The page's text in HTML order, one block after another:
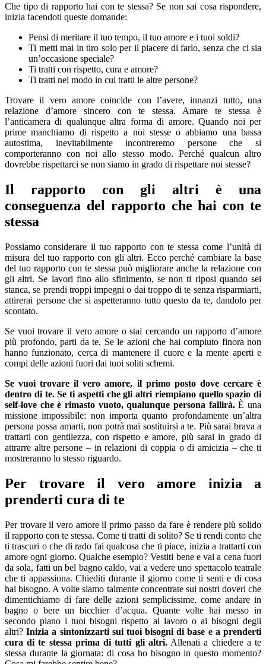
Che tipo di rapporto hai con te stessa? Se non sai cosa rispondere,
inizia facendoti queste domande:
Pensi di meritare il tuo tempo, il tuo amore e i tuoi soldi?
Ti metti mai in tiro solo per il piacere di farlo, senza che ci sia
un’occasione speciale?
Ti tratti con rispetto, cura e amore?
Ti tratti nel modo in cui tratti le altre persone?
Trovare il vero amore coincide con l’avere, innanzi tutto, una
relazione d’amore sincero con te stessa. Amare te stessa è
l’anticamera di qualunque altra forma di amore. Quando noi per
prime manchiamo di rispetto a noi stesse o abbiamo una bassa
autostima, inevitabilmente incontreremo persone che si
comporteranno con noi allo stesso modo. Perché qualcun altro
dovrebbe rispettarci se non siamo in grado di rispettare noi stesse?
Il rapporto con gli altri è una
conseguenza del rapporto che hai con te
stessa
Possiamo considerare il tuo rapporto con te stessa come l’unità di
misura del tuo rapporto con gli altri. Ecco perché cambiare la base
del tuo rapporto con te stessa può migliorare anche la relazione con
gli altri. Se lavori fino allo sfinimento, se non ti riposi quando sei
stanca, se prendi troppi impegni o dai troppo di te senza risparmiarti,
attirerai persone che si aspetteranno tutto questo da te, dandolo per
scontato.
Se vuoi trovare il vero amore o stai cercando un rapporto d’amore
più profondo, parti da te. Se le azioni che hai compiuto finora non
hanno funzionato, cerca di mantenere il cuore e la mente aperti e
compi delle azioni fuori dai tuoi soliti schemi.
Se vuoi trovare il vero amore, il primo posto dove cercare è
dentro di te. Se ti aspetti che gli altri riempiano quello spazio di
self-love che è rimasto vuoto, qualunque persona fallirà.È una
missione impossibile: non importa quanto profondamente un’altra
persona possa amarti, non potrà mai sostituirsi a te. Più sarai brava a
trattarti con gentilezza, con rispetto e amore, più sarai in grado di
attrarre altre persone – in relazioni di coppia o di amicizia – che ti
mostreranno lo stesso riguardo.
Per trovare il vero amore inizia a
prenderti cura di te
Per trovare il vero amore il primo passo da fare è rendere più solido
il rapporto con te stessa. Come ti tratti di solito? Se ti rendi conto che
ti trascuri o che di rado fai qualcosa che ti piace, inizia a trattarti con
amore ogni giorno. Qualche esempio? Vestiti bene e vai a cena fuori
da sola, fatti un bel bagno caldo, vai a vedere uno spettacolo teatrale
che ti appassiona. Chiediti durante il giorno come ti senti e di cosa
hai bisogno. A volte siamo talmente concentrate sui nostri doveri che
dimentichiamo di fare delle azioni semplicissime, come andare in
bagno o bere un bicchier d’acqua. Quante volte hai messo in
secondo piano i tuoi bisogni rispetto al lavoro o ai bisogni degli
altri?Inizia a sintonizzarti sui tuoi bisogni di base e a prenderti
cura di te stessa prima di tutti gli altri.Allenati a chiedere a te
stessa durante la giornata: di cosa ho bisogno in questo momento?